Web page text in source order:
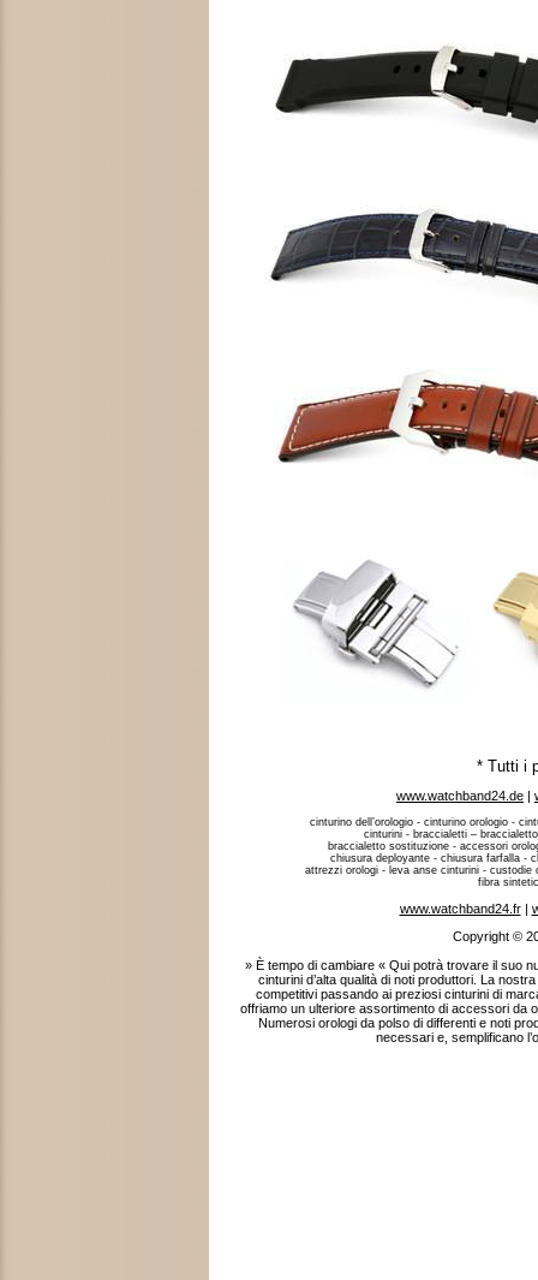
* Tutti i
www.watchband24.de |
cinturino dell’orologio - cinturino orologio -
cinturini - braccialetti –
braccialetto sostituzione - accessori
chiusura deployante - chiusura farfalla -
attrezzi orologi - leva anse cinturini -
fibra
www.watchband24.fr|
Copyright ©
» È tempo di cambiare « Qui potrà trovare il suo
cinturini d’alta qualità di noti produttori. La
competitivi passando ai preziosi cinturini di
offriamo un ulteriore assortimento di accessori da
Numerosi orologi da polso di differenti e noti
necessari e, semplificano